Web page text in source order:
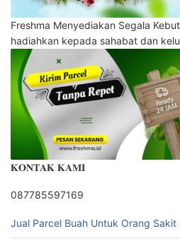
Freshma Menyediakan Segala
hadiahkan kepada sahabat dan
𝐊𝐎𝐍𝐓𝐀𝐊 𝐊𝐀𝐌𝐈
087785597169
Jual Parcel Buah Untuk Orang